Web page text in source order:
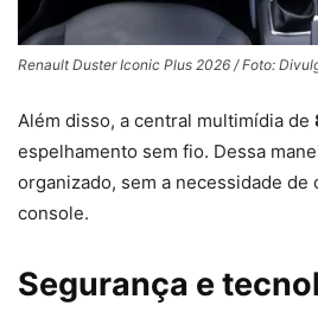
Renault Duster Iconic Plus 2026 / Foto:
Além disso, a central multimídia de
espelhamento sem fio. Dessa
organizado, sem a necessidade de
console.
Segurança e